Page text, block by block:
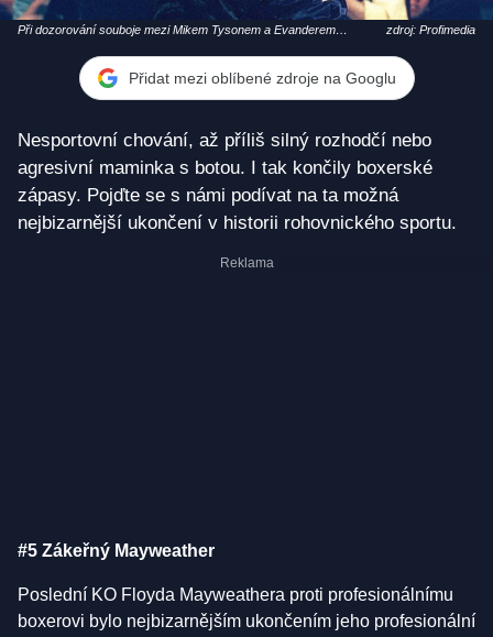
Při dozorování souboje mezi Mikem Tysonem a Evanderem
zdroj: Profimedia
Přidat mezi oblíbené zdroje na Googlu
Nesportovní chování, až příliš silný rozhodčí nebo
agresivní maminka s botou. I tak končily boxerské
zápasy. Pojďte se s námi podívat na ta možná
nejbizarnější ukončení v historii rohovnického sportu.
#5 Zákeřný Mayweather
Poslední KO Floyda Mayweathera proti profesionálnímu
boxerovi bylo nejbizarnějším ukončením jeho profesionální